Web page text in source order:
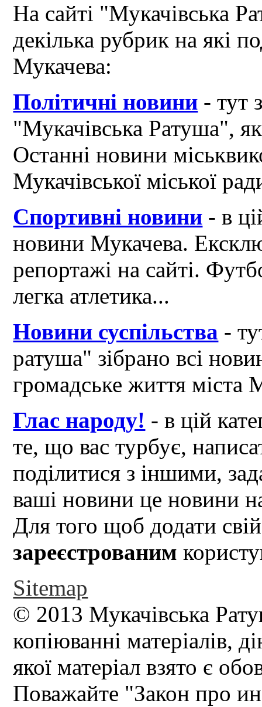
На сайті "Мукачівська
декілька рубрик на які
Мукачева:
Політичні новини - тут
"Мукачівська Ратуша",
Останні новини
Мукачівської міської
Спортивні новини - в
новини Мукачева.
репортажі на сайті.
легка атлетика...
Новини суспільства -
ратуша" зібрано всі
громадське життя міста
Глас народу! - в цій
те, що вас турбує,
поділитися з іншими,
ваші новини це новини
Для того щоб додати
зареєстрованим
Sitemap
© 2013 Мукачівська
копіюванні матеріалів,
якої матеріал взято є
Поважайте "Закон про